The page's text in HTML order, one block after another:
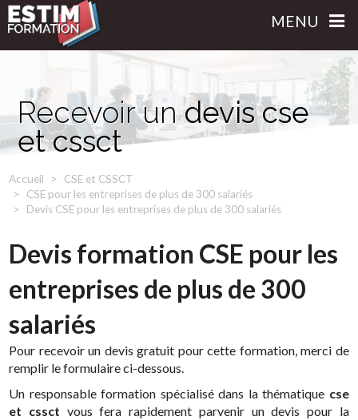
MENU
Recevoir undevis cse
et cssct
Accueil
CSE et CSSCT
CSE pour les entreprises de plus de 300 salariés
Devis CSE pour les entreprises de plus de 300 salariés
Devis formation CSE pour les
entreprises de plus de 300
salariés
Pour recevoir un devis gratuit pour cette formation, merci de
remplir le formulaire ci-dessous.
Un responsable formation spécialisé dans la thématique cse
et cssct vous fera rapidement parvenir un devis pour la